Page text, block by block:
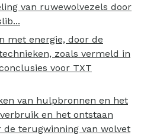
van ruwewolvezels door
met energie, door de
zoals vermeld in
voor TXT
van hulpbronnen en het
en het ontstaan
de terugwinning van wolvet